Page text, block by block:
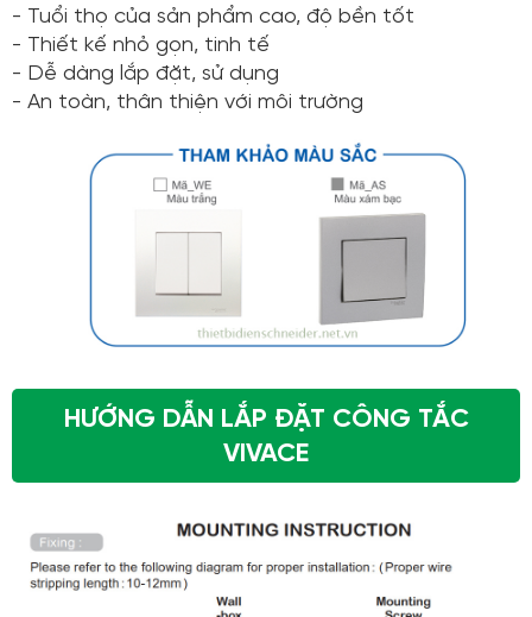
- Tuổi thọ của sản phẩm cao, độ bền tốt
- Thiết kế nhỏ gọn, tinh tế
- Dễ dàng lắp đặt, sử dụng
- An toàn, thân thiện với môi trường
HƯỚNG DẪN LẮP ĐẶT CÔNG TẮC
VIVACE